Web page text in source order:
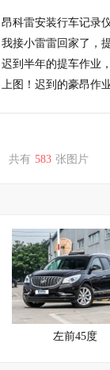
我接小雷雷回家了，
上图！迟到的豪昂作
共有 583 张图片
左前45度